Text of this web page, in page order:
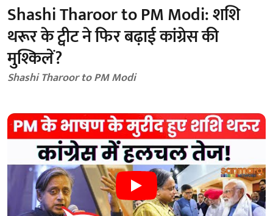
Shashi Tharoor to PM Modi: शशि
थरूर के ट्वीट ने फिर बढ़ाई कांग्रेस की
मुश्किलें?
Shashi Tharoor to PM Modi